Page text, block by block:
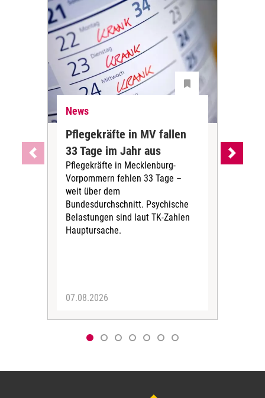
News
Pflegekräfte in MV fallen
33 Tage im Jahr aus
Pflegekräfte in Mecklenburg-
Vorpommern fehlen 33 Tage –
weit über dem
Bundesdurchschnitt. Psychische
Belastungen sind laut TK-Zahlen
Hauptursache.
07.08.2026